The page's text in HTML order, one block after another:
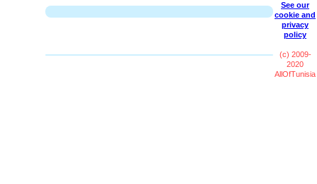
See our
cookie and
privacy
policy
(c) 2009-
2020
AllOfTunisia